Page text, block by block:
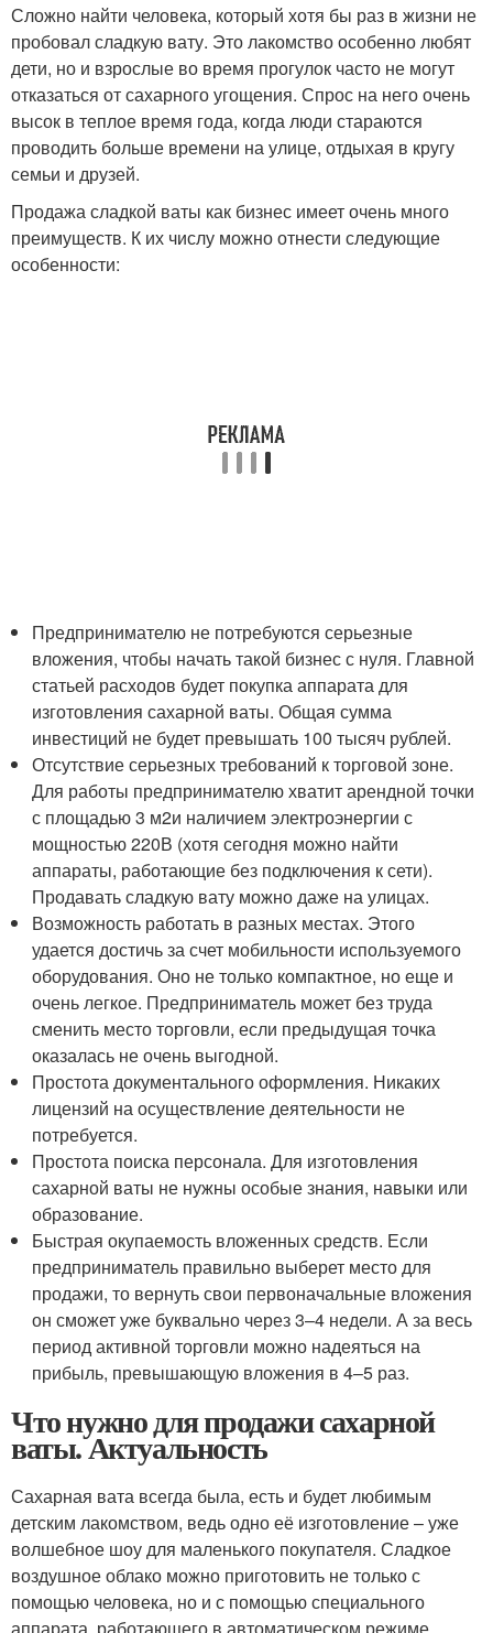
Сложно найти человека, который хотя бы раз в жизни не
пробовал сладкую вату. Это лакомство особенно любят
дети, но и взрослые во время прогулок часто не могут
отказаться от сахарного угощения. Спрос на него очень
высок в теплое время года, когда люди стараются
проводить больше времени на улице, отдыхая в кругу
семьи и друзей.
Продажа сладкой ваты как бизнес имеет очень много
преимуществ. К их числу можно отнести следующие
особенности:
Предпринимателю не потребуются серьезные
вложения, чтобы начать такой бизнес с нуля. Главной
статьей расходов будет покупка аппарата для
изготовления сахарной ваты. Общая сумма
инвестиций не будет превышать 100 тысяч рублей.
Отсутствие серьезных требований к торговой зоне.
Для работы предпринимателю хватит арендной точки
с площадью 3 м2и наличием электроэнергии с
мощностью 220В (хотя сегодня можно найти
аппараты, работающие без подключения к сети).
Продавать сладкую вату можно даже на улицах.
Возможность работать в разных местах. Этого
удается достичь за счет мобильности используемого
оборудования. Оно не только компактное, но еще и
очень легкое. Предприниматель может без труда
сменить место торговли, если предыдущая точка
оказалась не очень выгодной.
Простота документального оформления. Никаких
лицензий на осуществление деятельности не
потребуется.
Простота поиска персонала. Для изготовления
сахарной ваты не нужны особые знания, навыки или
образование.
Быстрая окупаемость вложенных средств. Если
предприниматель правильно выберет место для
продажи, то вернуть свои первоначальные вложения
он сможет уже буквально через 3–4 недели. А за весь
период активной торговли можно надеяться на
прибыль, превышающую вложения в 4–5 раз.
Что нужно для продажи сахарной
ваты. Актуальность
Сахарная вата всегда была, есть и будет любимым
детским лакомством, ведь одно её изготовление – уже
волшебное шоу для маленького покупателя. Сладкое
воздушное облако можно приготовить не только с
помощью человека, но и с помощью специального
аппарата, работающего в автоматическом режиме.